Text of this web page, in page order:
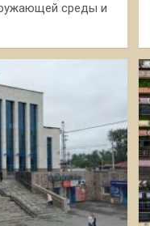
среды и